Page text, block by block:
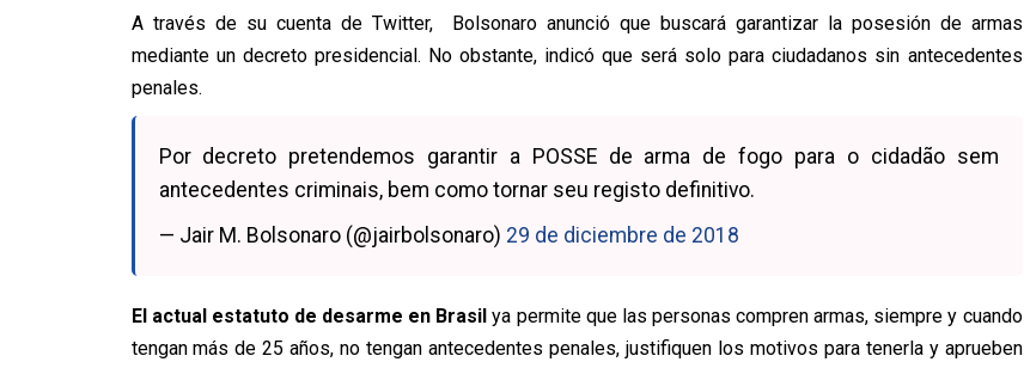
A través de su cuenta de Twitter, Bolsonaro anunció que buscará garantizar la posesión de armas
mediante un decreto presidencial. No obstante, indicó que será solo para ciudadanos sin antecedentes
penales.
Por decreto pretendemos garantir a POSSE de arma de fogo para o cidadão sem
antecedentes criminais, bem como tornar seu registo definitivo.
— Jair M. Bolsonaro (@jairbolsonaro) 29 de diciembre de 2018
El actual estatuto de desarme en Brasilya permite que las personas compren armas, siempre y cuando
tengan más de 25 años, no tengan antecedentes penales, justifiquen los motivos para tenerla y aprueben